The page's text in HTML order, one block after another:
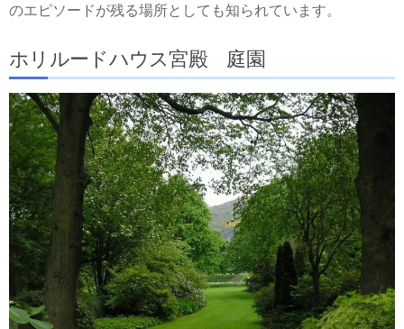
のエピソードが残る場所としても知られています。
ホリルードハウス宮殿 庭園